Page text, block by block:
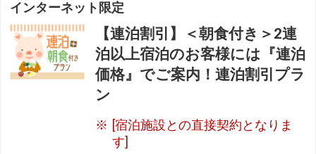
インターネット限定
【連泊割引】＜朝食付き＞2連
泊以上宿泊のお客様には『連泊
価格』でご案内！連泊割引プラ
ン
[宿泊施設との直接契約となりま
す]